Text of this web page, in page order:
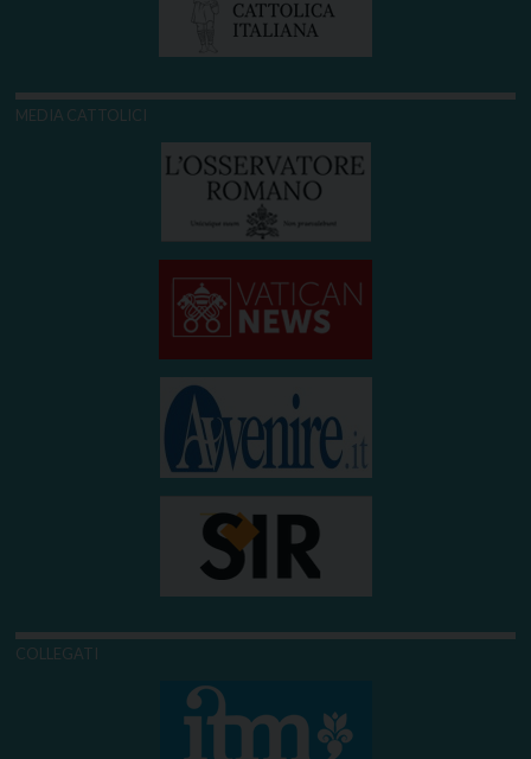
MEDIA CATTOLICI
COLLEGATI